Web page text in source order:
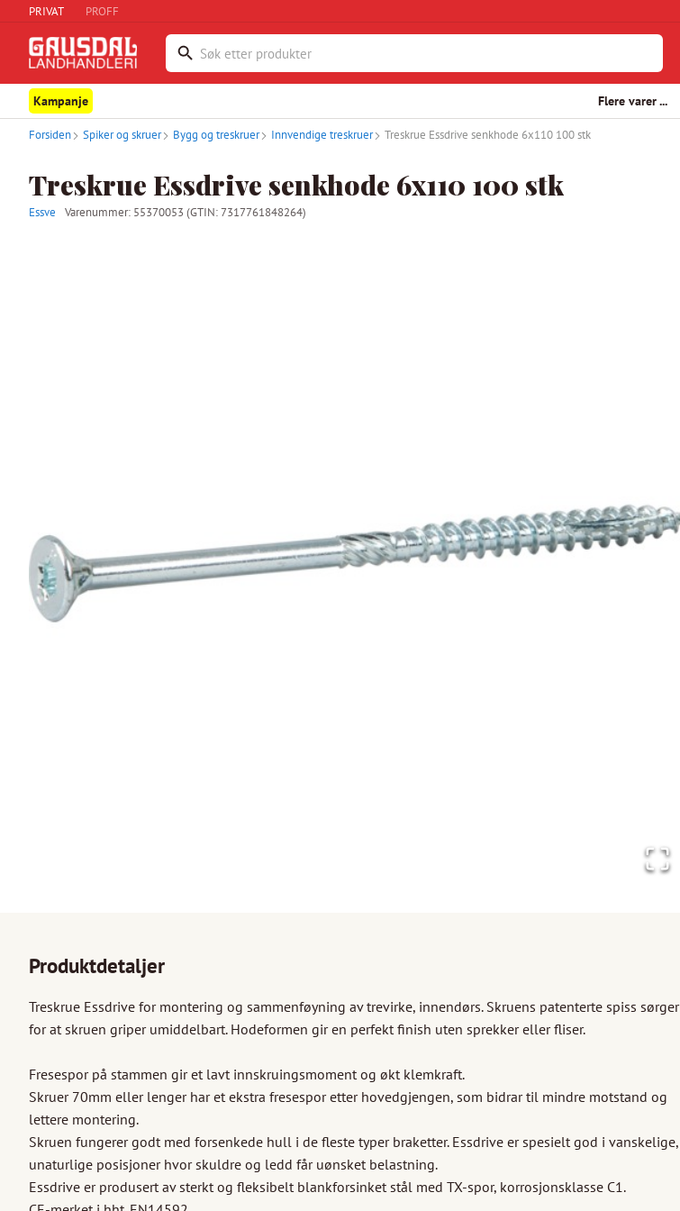
PRIVAT PROFF
Kampanje Flere varer ...
Forsiden Spiker og skruer Bygg og treskruer Innvendige treskruer Treskrue Essdrive senkhode 6x110 100 stk
Treskrue Essdrive senkhode 6x110 100 stk
Essve Varenummer: 55370053 (GTIN: 7317761848264)
Produktdetaljer
Treskrue Essdrive for montering og sammenføyning av trevirke, innendørs. Skruens patenterte spiss sørger
for at skruen griper umiddelbart. Hodeformen gir en perfekt finish uten sprekker eller fliser.
Fresespor på stammen gir et lavt innskruingsmoment og økt klemkraft.
Skruer 70mm eller lenger har et ekstra fresespor etter hovedgjengen, som bidrar til mindre motstand og
lettere montering.
Skruen fungerer godt med forsenkede hull i de fleste typer braketter. Essdrive er spesielt god i vanskelige,
unaturlige posisjoner hvor skuldre og ledd får uønsket belastning.
Essdrive er produsert av sterkt og fleksibelt blankforsinket stål med TX-spor, korrosjonsklasse C1.